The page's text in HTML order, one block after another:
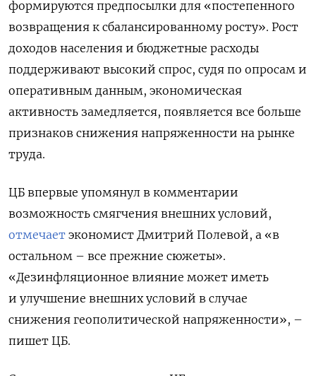
формируются предпосылки для «постепенного
возвращения к сбалансированному росту». Рост
доходов населения и бюджетные расходы
поддерживают высокий спрос, судя по опросам и
оперативным данным, экономическая
активность замедляется, появляется все больше
признаков снижения напряженности на рынке
труда.
ЦБ впервые упомянул в комментарии
возможность смягчения внешних условий,
отмечает экономист Дмитрий Полевой, а «в
остальном – все прежние сюжеты».
«Дезинфляционное влияние может иметь
и улучшение внешних условий в случае
снижения геополитической напряженности», –
пишет ЦБ.